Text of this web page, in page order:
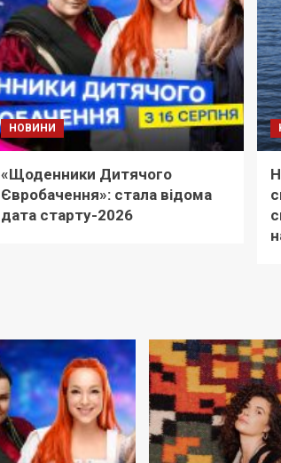
НОВИНИ
«Щоденники Дитячого
Євробачення»: стала відома
дата старту-2026